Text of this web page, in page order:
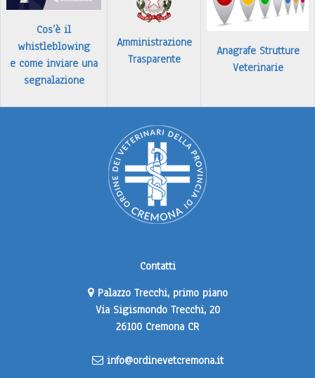
Cos’è il
whistleblowing
e come inviare una
segnalazione
Amministrazione
Trasparente
Anagrafe Strutture
Veterinarie
Contatti
Palazzo Trecchi, primo piano
Via Sigismondo Trecchi, 20
26100 Cremona CR
info@ordinevetcremona.it